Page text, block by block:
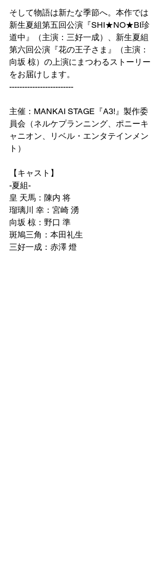
そして物語は新たな季節へ。本作では
新生夏組第五回公演『SHI★NO★BI珍
道中』（主演：三好一成）、新生夏組
第六回公演『花の王子さま』（主演：
向坂 椋）の上演にまつわるストーリー
をお届けします。
-------------------------
主催：MANKAI STAGE『A3!』製作委
員会（ネルケプランニング、ポニーキ
ャニオン、リベル・エンタテインメン
ト）
【キャスト】
-夏組-
皇 天馬：陳内 将
瑠璃川 幸：宮崎 湧
向坂 椋：野口 準
斑鳩三角：本田礼生
三好一成：赤澤 燈